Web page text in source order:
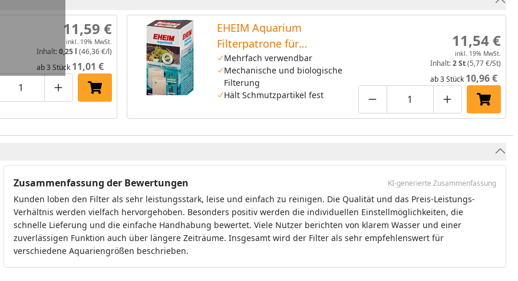
um eins verringern
Produktmenge manuell eingeben
Produktmenge um eins erhöhen
In den Einkaufswagen legen
11,59 €
inkl. 19% MwSt.
Inhalt:0,25 l (46,36 €/l)
ab 3 Stück 11,01 €
EHEIM Aquarium
Filterpatrone für
Innenfilter 2208-
2212,aquaball 60-
180,biopower 160-240
Mehrfach verwendbar
Mechanische und biologische
Filterung
Hält Schmutzpartikel fest
Produktmenge um eins
Produktmenge manuell
Produktmenge
In den
11,54 €
inkl. 19% MwSt.
Inhalt:2 St(5,77 €/St)
ab 3 Stück 10,96 €
Zusammenfassung der Bewertungen KI-generierte Zusammenfassung
Kunden loben den Filter als sehr leistungsstark, leise und einfach zu reinigen. Die Qualität und das Preis-Leistungs-
Verhältnis werden vielfach hervorgehoben. Besonders positiv werden die individuellen Einstellmöglichkeiten, die
schnelle Lieferung und die einfache Handhabung bewertet. Viele Nutzer berichten von klarem Wasser und einer
zuverlässigen Funktion auch über längere Zeiträume. Insgesamt wird der Filter als sehr empfehlenswert für
verschiedene Aquariengrößen beschrieben.